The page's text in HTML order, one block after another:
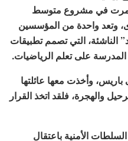
في مشروع متوسط
وتعد واحدة من المؤسسين
الناشئة، التي تصمم تطبيقات
على تعلم الرياضيات.
وأخذت معها عائلتها
والهجرة، فلقد اتخذ القرار
الأمنية باعتقال